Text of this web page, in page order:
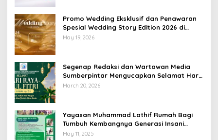
Promo Wedding Eksklusif dan Penawaran
Spesial Wedding Story Edition 2026 di
Swiss-Belhotel Lampung
May 19, 2026
Segenap Redaksi dan Wartawan Media
Sumberpintar Mengucapkan Selamat Hari
Raya Idul Fitri 1447 Hijriyah / 2026 M
March 20, 2026
Yayasan Muhammad Lathif Rumah Bagi
Tumbuh Kembangnya Generasi Insani
Cerdas dan Berkarakter
May 11, 2025